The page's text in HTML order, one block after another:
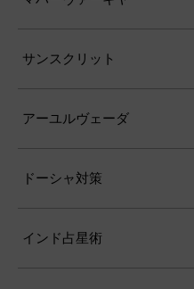
サンスクリット
アーユルヴェーダ
ドーシャ対策
インド占星術